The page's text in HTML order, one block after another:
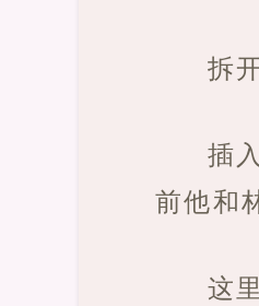
拆
插
前他和
这